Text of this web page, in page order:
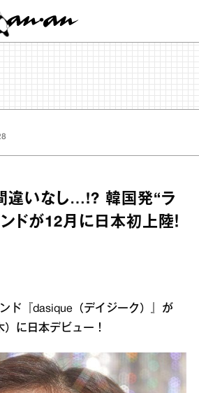
違いなし…!? 韓国発“ラ
ドが12月に日本初上陸！
ド『dasique（デイジーク）』が
）に日本デビュー！